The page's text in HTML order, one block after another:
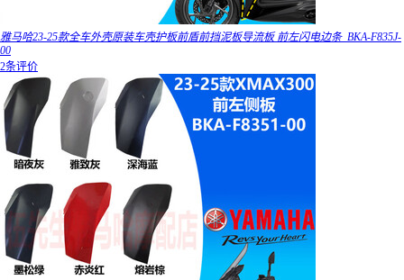
雅马哈23-25款全车外壳原装车壳护板前盾前挡泥板导流板 前左闪电边条_BKA-F835J-
00
2条评价